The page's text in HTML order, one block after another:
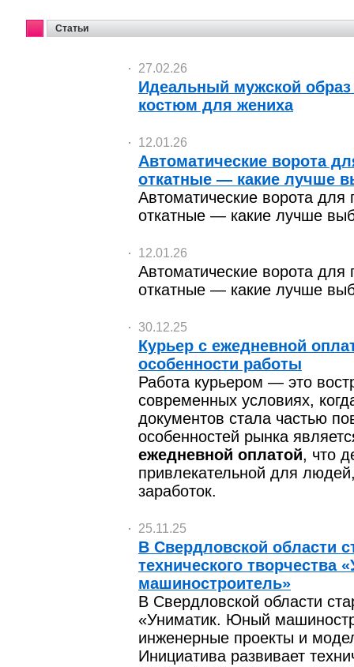
Статьи
27.02.26
Идеальный мужской
костюм для жениха
12.01.26
Автоматические ворота
откатные — какие лучше
Автоматические ворота для
откатные — какие лучше
12.01.26
Автоматические ворота для
откатные — какие лучше
30.12.25
Курьер с ежедневной
особенности работы
Работа курьером — это
современных условиях,
документов стала частью
особенностей рынка
ежедневной оплатой, что
привлекательной для
заработок.
25.11.25
В Свердловской области
технического творчества
машиностроитель»
В Свердловской области
«Униматик. Юный
инженерные проекты и
Инициатива развивает